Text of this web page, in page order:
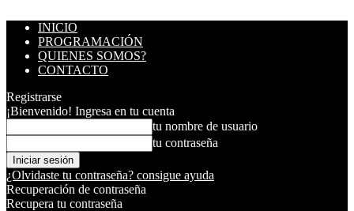
INICIO
PROGRAMACIÓN
QUIENES SOMOS?
CONTACTO
Registrarse
¡Bienvenido! Ingresa en tu cuenta
tu nombre de usuario
tu contraseña
¿Olvidaste tu contraseña? consigue ayuda
Recuperación de contraseña
Recupera tu contraseña